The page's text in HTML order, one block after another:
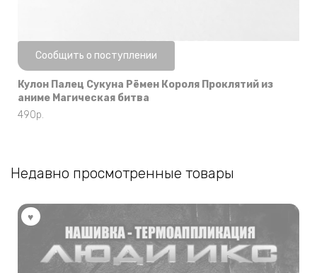
Нет в наличии
Сообщить о поступлении
Кулон Палец Сукуна Рёмен Короля Проклятий из
аниме Магическая битва
490р.
Недавно просмотренные товары